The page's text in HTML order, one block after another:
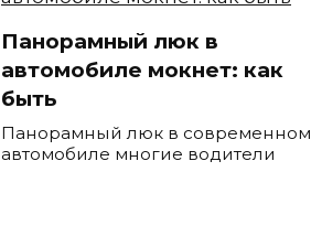
Панорамный люк в
автомобиле мокнет: как
быть
Панорамный люк в современном
автомобиле многие водители